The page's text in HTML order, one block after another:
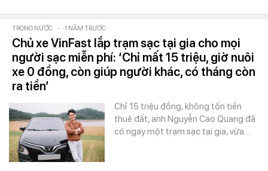
TRONG NƯỚC - 1 NĂM TRƯỚC
Chủ xe VinFast lắp trạm sạc tại gia cho mọi
người sạc miễn phí: ‘Chỉ mất 15 triệu, giờ nuôi
xe 0 đồng, còn giúp người khác, có tháng còn
ra tiền’
Chỉ 15 triệu đồng, không tốn tiền
thuê đất, anh Nguyễn Cao Quang đã
có ngay một trạm sạc tại gia, vừa…